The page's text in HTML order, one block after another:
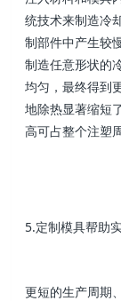
统技术来制造冷
制部件中产生较
制造任意形状的
均匀，最终得到
地除热显著缩短
高可占整个注塑
5.定制模具帮助
更短的生产周期